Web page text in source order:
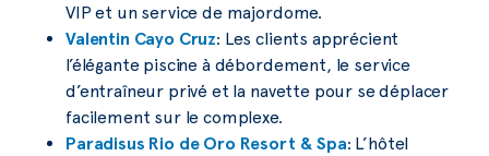
VIP et un service de majordome.
Valentin Cayo Cruz: Les clients apprécient
l’élégante piscine à débordement, le service
d’entraîneur privé et la navette pour se déplacer
facilement sur le complexe.
Paradisus Rio de Oro Resort & Spa: L’hôtel